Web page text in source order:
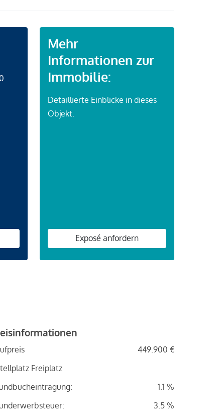
Mehr
Informationen zur
Immobilie:
Detaillierte Einblicke in dieses
Objekt.
Exposé anfordern
449.900 €
Freiplatz
1.1 %
3.5 %